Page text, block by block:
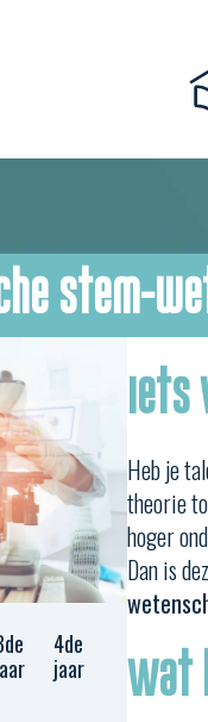
stem-
4de
jaar
Iets
Heb je
theorie
hoger
Dan is
Wat